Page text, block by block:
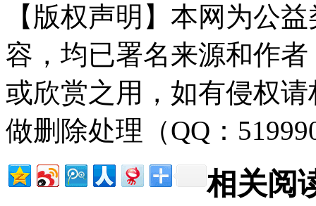
【版权声明】本网为公
容，均已署名来源和作
或欣赏之用，如有侵权
做删除处理（QQ：
相关阅